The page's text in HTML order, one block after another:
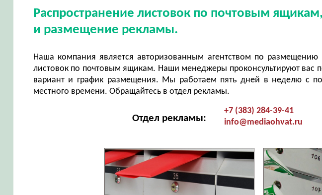
Распространение листовок по почтовым
и размещение рекламы.
Наша компания является авторизованным агентством по
листовок по почтовым ящикам. Наши менеджеры проконсультируют вас
вариант и график размещения. Мы работаем пять дней в неделю с
местного времени. Обращайтесь в отдел рекламы.
Отдел рекламы:
+7 (383) 284-39-41
info@mediaohvat.ru